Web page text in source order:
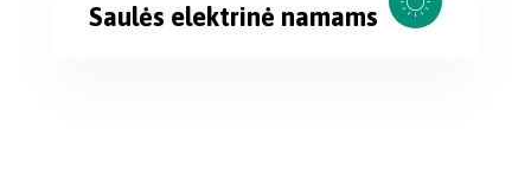
Saulės elektrinė namams